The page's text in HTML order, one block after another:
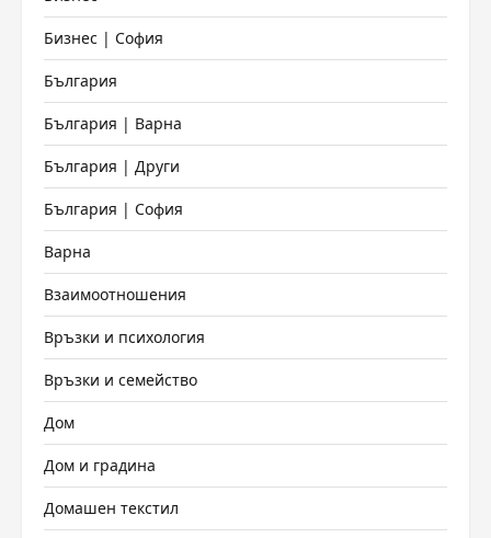
Бизнес | София
България
България | Варна
България | Други
България | София
Варна
Взаимоотношения
Връзки и психология
Връзки и семейство
Дом
Дом и градина
Домашен текстил